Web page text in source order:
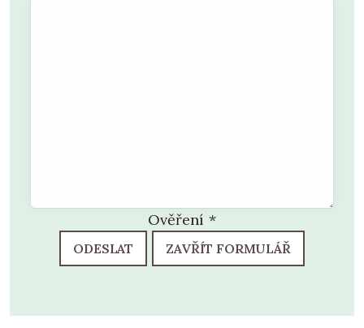
Ověření *
ODESLAT ZAVŘÍT FORMULÁŘ